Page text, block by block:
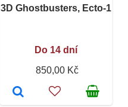
3D Ghostbusters, Ecto-1
Do 14 dní
850,00 Kč